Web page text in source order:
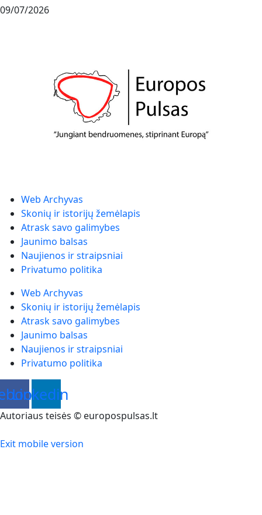
09/07/2026
Web Archyvas
Skonių ir istorijų žemėlapis
Atrask savo galimybes
Jaunimo balsas
Naujienos ir straipsniai
Privatumo politika
Web Archyvas
Skonių ir istorijų žemėlapis
Atrask savo galimybes
Jaunimo balsas
Naujienos ir straipsniai
Privatumo politika
Linkedin
Autoriaus teisės © europospulsas.lt
Exit mobile version